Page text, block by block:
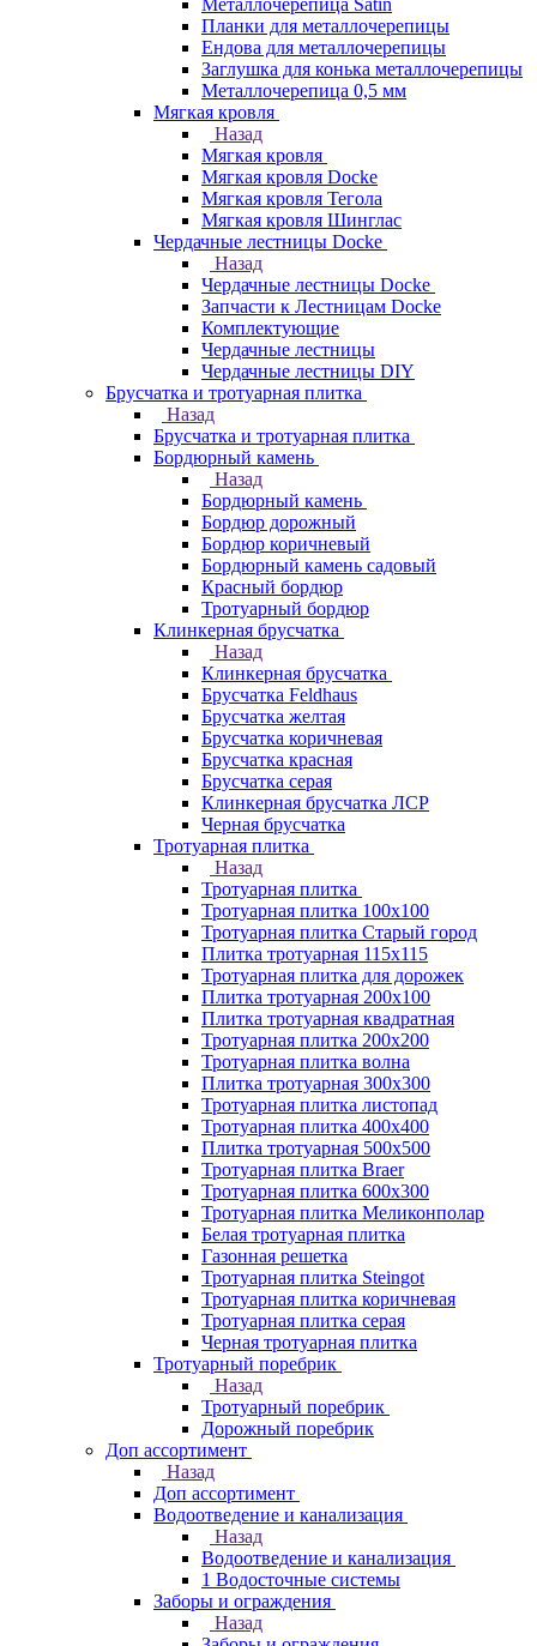
Металлочерепица Satin
Планки для металлочерепицы
Ендова для металлочерепицы
Заглушка для конька металлочерепицы
Металлочерепица 0,5 мм
Мягкая кровля
Назад
Мягкая кровля
Мягкая кровля Docke
Мягкая кровля Тегола
Мягкая кровля Шинглас
Чердачные лестницы Docke
Назад
Чердачные лестницы Docke
Запчасти к Лестницам Docke
Комплектующие
Чердачные лестницы
Чердачные лестницы DIY
Брусчатка и тротуарная плитка
Назад
Брусчатка и тротуарная плитка
Бордюрный камень
Назад
Бордюрный камень
Бордюр дорожный
Бордюр коричневый
Бордюрный камень садовый
Красный бордюр
Тротуарный бордюр
Клинкерная брусчатка
Назад
Клинкерная брусчатка
Брусчатка Feldhaus
Брусчатка желтая
Брусчатка коричневая
Брусчатка красная
Брусчатка серая
Клинкерная брусчатка ЛСР
Черная брусчатка
Тротуарная плитка
Назад
Тротуарная плитка
Тротуарная плитка 100x100
Тротуарная плитка Старый город
Плитка тротуарная 115x115
Тротуарная плитка для дорожек
Плитка тротуарная 200х100
Плитка тротуарная квадратная
Тротуарная плитка 200х200
Тротуарная плитка волна
Плитка тротуарная 300х300
Тротуарная плитка листопад
Тротуарная плитка 400х400
Плитка тротуарная 500x500
Тротуарная плитка Braer
Тротуарная плитка 600х300
Тротуарная плитка Меликонполар
Белая тротуарная плитка
Газонная решетка
Тротуарная плитка Steingot
Тротуарная плитка коричневая
Тротуарная плитка серая
Черная тротуарная плитка
Тротуарный поребрик
Назад
Тротуарный поребрик
Дорожный поребрик
Доп ассортимент
Назад
Доп ассортимент
Водоотведение и канализация
Назад
Водоотведение и канализация
1 Водосточные системы
Заборы и ограждения
Назад